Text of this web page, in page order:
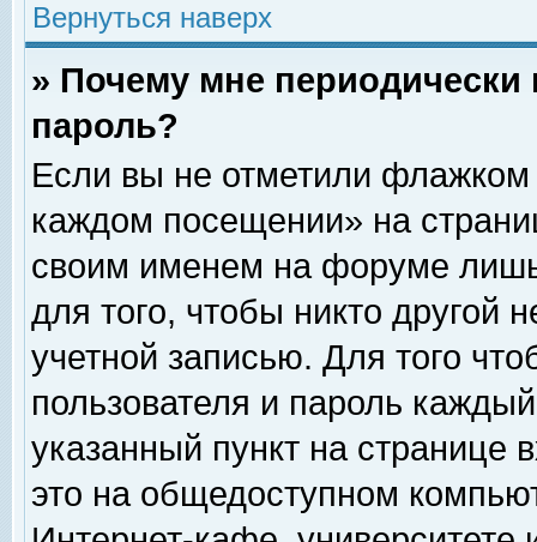
Вернуться наверх
» Почему мне
пароль?
Если вы не отметили флажком
каждом посещении» на
своим именем на форуме
для того, чтобы никто другой
учетной записью. Для того
пользователя и пароль
указанный пункт на
это на общедоступном